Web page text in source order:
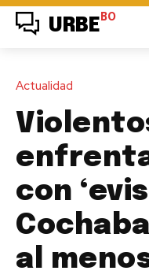
URBE BO
Actualidad
con
al